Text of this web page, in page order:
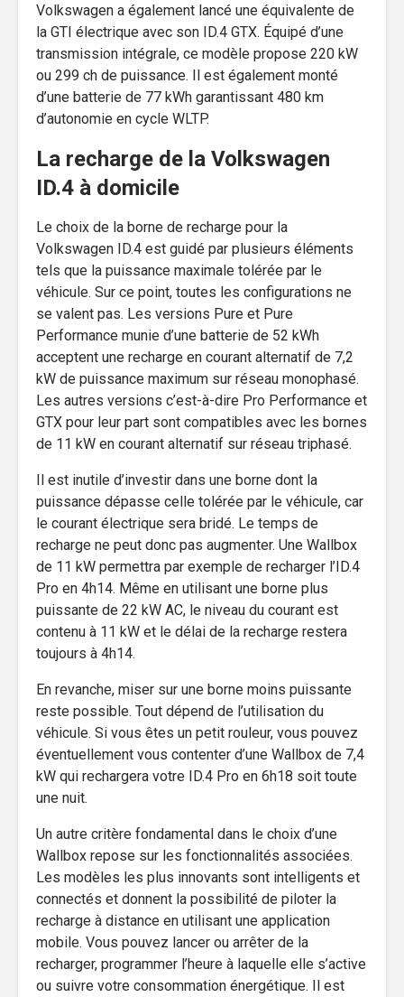
Volkswagen a également lancé une équivalente de
la GTI électrique avec son ID.4 GTX. Équipé d’une
transmission intégrale, ce modèle propose 220 kW
ou 299 ch de puissance. Il est également monté
d’une batterie de 77 kWh garantissant 480 km
d’autonomie en cycle WLTP.
La recharge de la Volkswagen
ID.4 à domicile
Le choix de la borne de recharge pour la
Volkswagen ID.4 est guidé par plusieurs éléments
tels que la puissance maximale tolérée par le
véhicule. Sur ce point, toutes les configurations ne
se valent pas. Les versions Pure et Pure
Performance munie d’une batterie de 52 kWh
acceptent une recharge en courant alternatif de 7,2
kW de puissance maximum sur réseau monophasé.
Les autres versions c’est-à-dire Pro Performance et
GTX pour leur part sont compatibles avec les bornes
de 11 kW en courant alternatif sur réseau triphasé.
Il est inutile d’investir dans une borne dont la
puissance dépasse celle tolérée par le véhicule, car
le courant électrique sera bridé. Le temps de
recharge ne peut donc pas augmenter. Une Wallbox
de 11 kW permettra par exemple de recharger l’ID.4
Pro en 4h14. Même en utilisant une borne plus
puissante de 22 kW AC, le niveau du courant est
contenu à 11 kW et le délai de la recharge restera
toujours à 4h14.
En revanche, miser sur une borne moins puissante
reste possible. Tout dépend de l’utilisation du
véhicule. Si vous êtes un petit rouleur, vous pouvez
éventuellement vous contenter d’une Wallbox de 7,4
kW qui rechargera votre ID.4 Pro en 6h18 soit toute
une nuit.
Un autre critère fondamental dans le choix d’une
Wallbox repose sur les fonctionnalités associées.
Les modèles les plus innovants sont intelligents et
connectés et donnent la possibilité de piloter la
recharge à distance en utilisant une application
mobile. Vous pouvez lancer ou arrêter de la
recharger, programmer l’heure à laquelle elle s’active
ou suivre votre consommation énergétique. Il est